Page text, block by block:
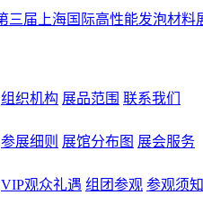
组织机构 展品范围 联系我们
参展细则 展馆分布图 展会服务
VIP观众礼遇 组团参观 参观须知